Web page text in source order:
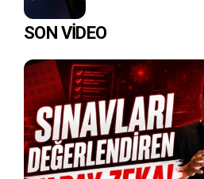
SON VİDEO